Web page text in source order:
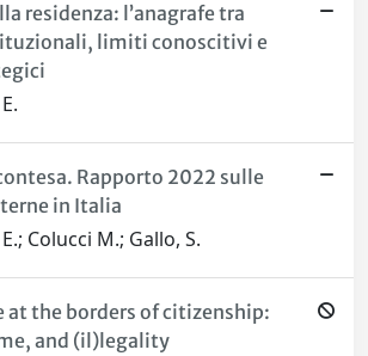
residenza: l’anagrafe tra
limiti conoscitivi e
Rapporto 2022 sulle
in Italia
Colucci M.; Gallo, S.
at the borders of citizenship:
and (il)legality